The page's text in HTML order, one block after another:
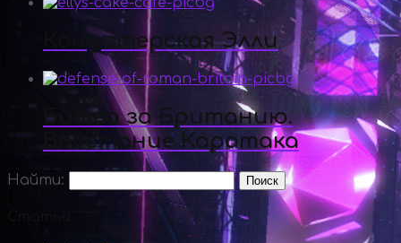
Кондитерская Элли
Битва за Британию.
Восстание Каратака
Найти: